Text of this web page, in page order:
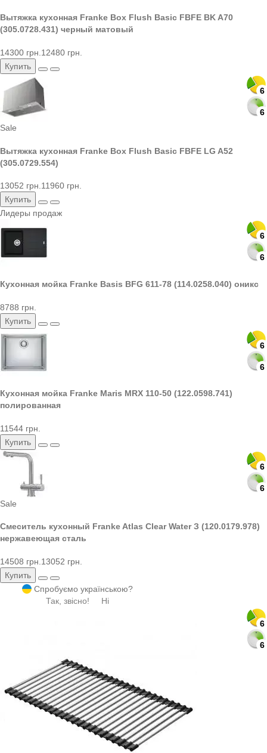
Вытяжка кухонная Franke Box Flush Basic FBFE BK A70
(305.0728.431) черный матовый
14300 грн. 12480 грн.
Купить
6
6
6
6
Sale
Вытяжка кухонная Franke Box Flush Basic FBFE LG A52
(305.0729.554)
13052 грн.11960 грн.
Купить
Лидеры продаж
6
6
Кухонная мойка Franke Basis BFG 611-78 (114.0258.040) оникс
8788 грн.
Купить
6
6
Кухонная мойка Franke Maris MRX 110-50 (122.0598.741)
полированная
11544 грн.
Купить
6
6
Sale
Смеситель кухонный Franke Atlas Clear Water З (120.0179.978)
нержавеющая сталь
14508 грн. 13052 грн.
Купить
Спробуємо українською?
Так, звісно!
Ні
6
6